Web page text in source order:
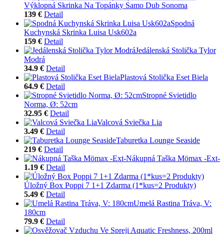
Výklopná Skrinka Na Topánky Samo Dub Sonoma
139 € Detail
Spodná
Kuchynská Skrinka Luisa Usk602a
159 € Detail
Jedálenská Stolička Tylor
Modrá
34.9 € Detail
Plastová Stolička Eset Biela
64.9 € Detail
Stropné Svietidlo
Norma, Ø: 52cm
32.95 € Detail
Valcová Sviečka Lia
3.49 € Detail
Taburetka Lounge Seaside
219 € Detail
Nákupná Taška Mömax -Ext-
1.19 € Detail
Úložný Box Poppi 7 1+1 Zdarma (1*kus=2 Produkty)
5.49 € Detail
Umelá Rastina Tráva, V:
180cm
79.9 € Detail